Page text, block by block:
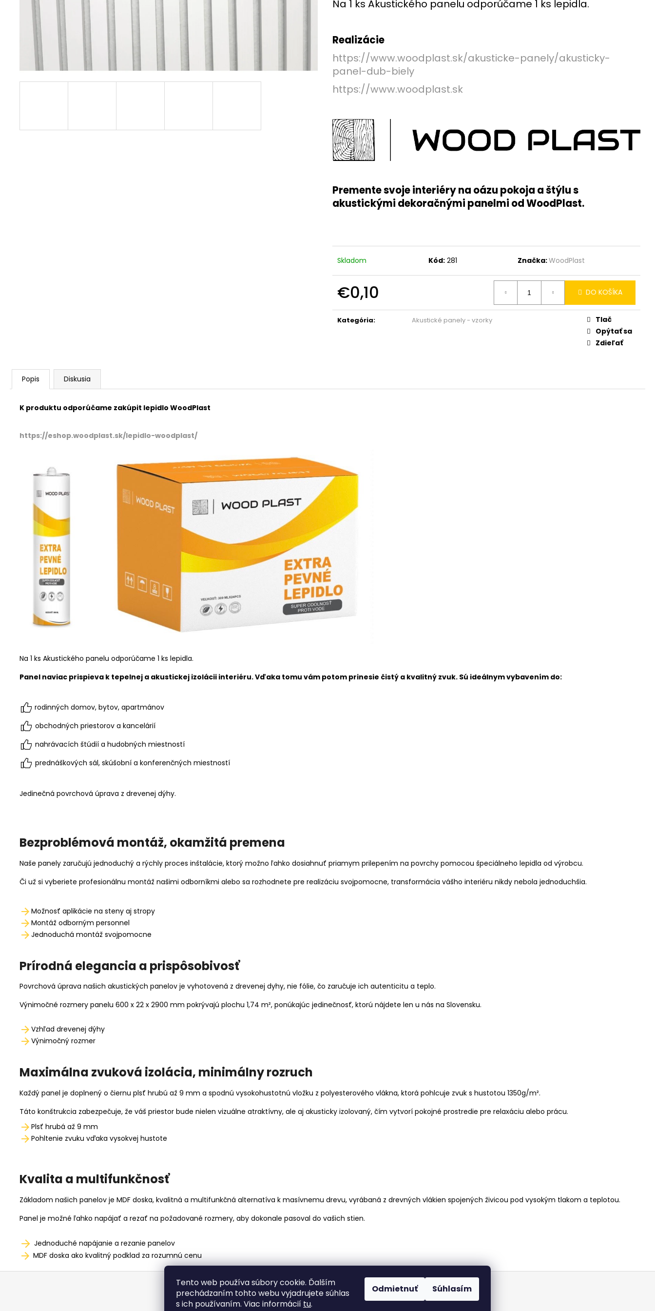
Tento web používa súbory cookie. Ďalším
prechádzaním tohto webu vyjadrujete súhlas
s ich používaním. Viac informácií tu.
Odmietnuť Súhlasím
Na 1 ks Akustického panelu odporúčame 1 ks lepidla.
Realizácie
https://www.woodplast.sk/akusticke-panely/akusticky-
panel-dub-biely
https://www.woodplast.sk
Premente svoje interiéry na oázu pokoja a štýlus
akustickými dekoračnými panelmi od WoodPlast.
Skladom Kód: 281 Značka:WoodPlast
€0,10
cena:
DO KOŠÍKA
Kategória: Akustické panely - vzorky
Tlač
Opýtať sa
Zdieľať
Popis Diskusia
K produktu odporúčame zakúpit lepidlo WoodPlast
https://eshop.woodplast.sk/lepidlo-woodplast/
Na 1 ks Akustického panelu odporúčame 1 ks lepidla.
Panel naviac prispieva k tepelnej a akustickej izolácii interiéru. Vďaka tomu vám potom prinesie čistý a kvalitný zvuk. Sú ideálnym vybavením do:
rodinných domov, bytov, apartmánov
obchodných priestorov a kancelárií
nahrávacích štúdií a hudobných miestností
prednáškových sál, skúšobní a konferenčných miestností
Jedinečná povrchová úprava z drevenej dýhy.
Bezproblémová montáž, okamžitá premena
Naše panely zaručujú jednoduchý a rýchly proces inštalácie, ktorý možno ľahko dosiahnuť priamym prilepením na povrchy pomocou špeciálneho lepidla od výrobcu.
Či už si vyberiete profesionálnu montáž našimi odborníkmi alebo sa rozhodnete pre realizáciu svojpomocne, transformácia vášho interiéru nikdy nebola jednoduchšia.
Možnosť aplikácie na steny aj stropy
Montáž odborným personnel
Jednoduchá montáž svojpomocne
Prírodná elegancia a prispôsobivosť
Povrchová úprava našich akustických panelov je vyhotovená z drevenej dyhy, nie fólie, čo zaručuje ich autenticitu a teplo.
Výnimočné rozmery panelu 600 x 22 x 2900 mm pokrývajú plochu 1,74 m², ponúkajúc jedinečnosť, ktorú nájdete len u nás na Slovensku.
Vzhľad drevenej dýhy
Výnimočný rozmer
Maximálna zvuková izolácia, minimálny rozruch
Každý panel je doplnený o čiernu plsť hrubú až 9 mm a spodnú vysokohustotnú vložku z polyesterového vlákna, ktorá pohlcuje zvuk s hustotou 1350g/m².
Táto konštrukcia zabezpečuje, že váš priestor bude nielen vizuálne atraktívny, ale aj akusticky izolovaný, čím vytvorí pokojné prostredie pre relaxáciu alebo prácu.
Plsť hrubá až 9 mm
Pohltenie zvuku vďaka vysokvej hustote
Kvalita a multifunkčnosť
Základom našich panelov je MDF doska, kvalitná a multifunkčná alternatíva k masívnemu drevu, vyrábaná z drevných vlákien spojených živicou pod vysokým tlakom a teplotou.
Panel je možné ľahko napájať a rezať na požadované rozmery, aby dokonale pasoval do vašich stien.
Jednoduché napájanie a rezanie panelov
MDF doska ako kvalitný podklad za rozumnú cenu
TELESKOPICKÝ TERČ 60-140MM
€2,90
LAMELOVA FASADA DUB - VZORKA
€0,10
LAMELOVÁ FASÁDA BUK - VZORKA
Obchodné podmienky Ochrana osobných údajov WoodPlast